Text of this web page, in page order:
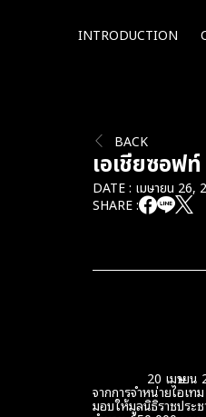
INTRODUCTION
BACK
เอเชียซอฟ
DATE : เมษายน 26,
SHARE :
20 เมษายน 2559
จากการจำหน่ายไอเ
มอบให้มูลนิธิราชประ